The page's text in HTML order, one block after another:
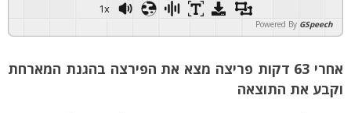
1x
Powered By GSpeech
אחרי 63 דקות פריצה מצא את הפירצה בהגנת המארחת
וקבע את התוצאה